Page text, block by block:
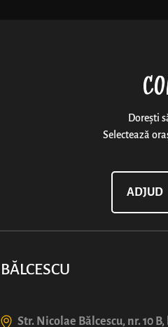
Dorești
Selectează
BĂLCESCU
Str. Nicolae Bălcescu, nr. 10 B,